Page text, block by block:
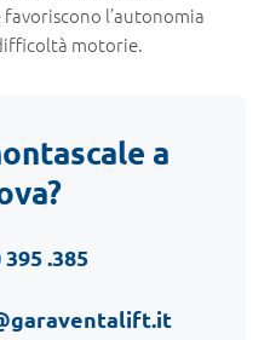
favoriscono l’autonomia
motorie.
a
395 .385